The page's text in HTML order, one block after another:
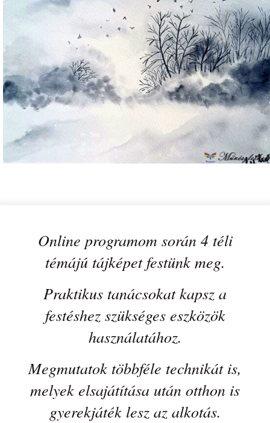
Online programom során 4 téli
témájú tájképet festünk meg.
Praktikus tanácsokat kapsz a
festéshez szükséges eszközök
használatához.
Megmutatok többféle technikát is,
melyek elsajátítása után otthon is
gyerekjáték lesz az alkotás.